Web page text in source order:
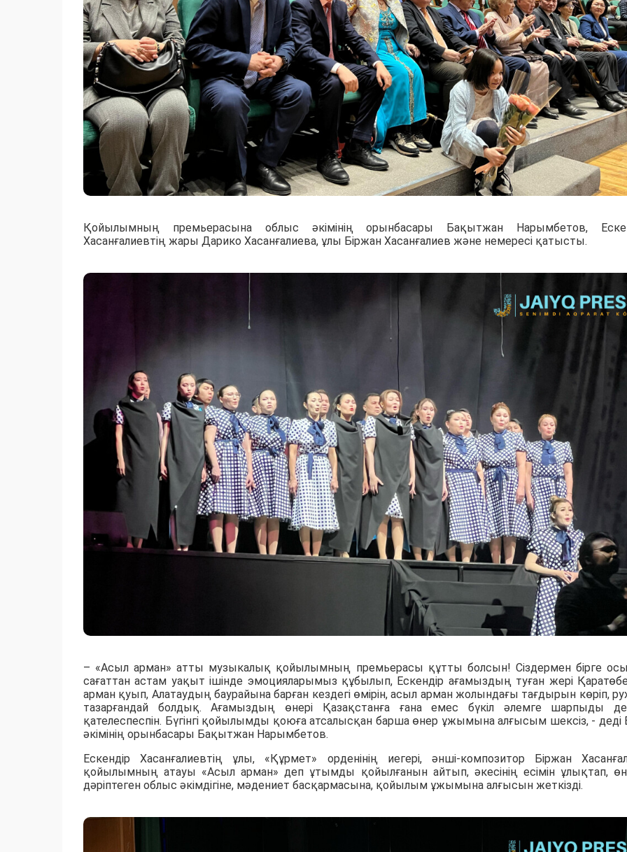
Қойылымның премьерасына облыс әкімінің орынбасары Бақытжан Нарымбетов,
Хасанғалиевтің жары Дарико Хасанғалиева, ұлы Біржан Хасанғалиев және немересі қатысты.
– «Асыл арман» атты музыкалық қойылымның премьерасы құтты болсын! Сіздермен бірге осы
сағаттан астам уақыт ішінде эмоцияларымыз құбылып, Ескендір ағамыздың туған жері
арман қуып, Алатаудың баурайына барған кездегі өмірін, асыл арман жолындағы тағдырын көріп,
тазарғандай болдық. Ағамыздың өнері Қазақстанға ғана емес бүкіл әлемге шарпыды
қателеспеспін. Бүгінгі қойылымды қоюға атсалысқан барша өнер ұжымына алғысым шексіз, -
әкімінің орынбасары Бақытжан Нарымбетов.
Ескендір Хасанғалиевтің ұлы, «Құрмет» орденінің иегері, әнші-композитор Біржан
қойылымның атауы «Асыл арман» деп ұтымды қойылғанын айтып, әкесінің есімін ұлықтап,
дәріптеген облыс әкімдігіне, мәдениет басқармасына, қойылым ұжымына алғысын жеткізді.